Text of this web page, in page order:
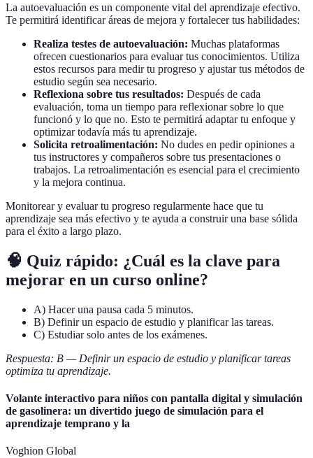
La autoevaluación es un componente vital del aprendizaje efectivo.
Te permitirá identificar áreas de mejora y fortalecer tus habilidades:
Realiza testes de autoevaluación: Muchas plataformas
ofrecen cuestionarios para evaluar tus conocimientos. Utiliza
estos recursos para medir tu progreso y ajustar tus métodos de
estudio según sea necesario.
Reflexiona sobre tus resultados: Después de cada
evaluación, toma un tiempo para reflexionar sobre lo que
funcionó y lo que no. Esto te permitirá adaptar tu enfoque y
optimizar todavía más tu aprendizaje.
Solicita retroalimentación: No dudes en pedir opiniones a
tus instructores y compañeros sobre tus presentaciones o
trabajos. La retroalimentación es esencial para el crecimiento
y la mejora continua.
Monitorear y evaluar tu progreso regularmente hace que tu
aprendizaje sea más efectivo y te ayuda a construir una base sólida
para el éxito a largo plazo.
🧠 Quiz rápido: ¿Cuál es la clave para
mejorar en un curso online?
A) Hacer una pausa cada 5 minutos.
B) Definir un espacio de estudio y planificar las tareas.
C) Estudiar solo antes de los exámenes.
Respuesta: B — Definir un espacio de estudio y planificar tareas
optimiza tu aprendizaje.
Volante interactivo para niños con pantalla digital y simulación
de gasolinera: un divertido juego de simulación para el
aprendizaje temprano y la
Voghion Global